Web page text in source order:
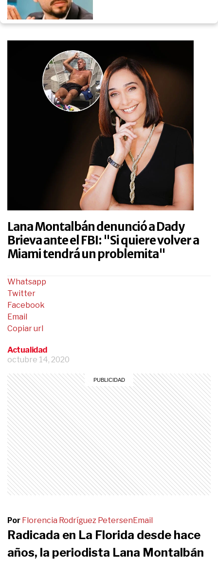
Lana Montalbán denunció a Dady
Brieva ante el FBI: "Si quiere volver a
Miami tendrá un problemita"
Actualidad
octubre 14, 2020
Whatsapp
Twitter
Facebook
Email
Copiar url
Por Florencia Rodríguez PetersenEmail
Radicada en La Florida desde hace
años, la periodista Lana Montalbán